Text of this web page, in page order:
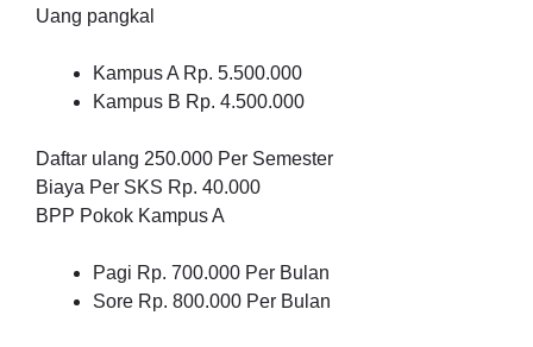
Uang pangkal
Kampus A Rp. 5.500.000
Kampus B Rp. 4.500.000
Daftar ulang 250.000 Per Semester
Biaya Per SKS Rp. 40.000
BPP Pokok Kampus A
Pagi Rp. 700.000 Per Bulan
Sore Rp. 800.000 Per Bulan